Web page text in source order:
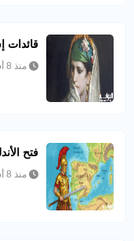
قائدات
منذ 8 أشهر
فتح
منذ 8 أشهر